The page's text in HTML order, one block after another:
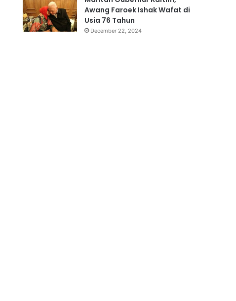
Awang Faroek Ishak Wafat di
Usia 76 Tahun
December 22, 2024